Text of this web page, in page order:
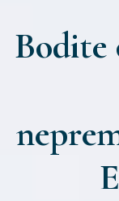
Bodite